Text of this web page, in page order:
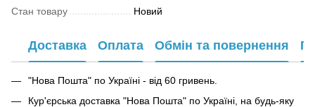
Стан товару Новий
Доставка Оплата Обмін та повернення
"Нова Пошта" по Україні - від 60 гривень.
Кур'єрська доставка "Нова Пошта" по Україні, на будь-яку